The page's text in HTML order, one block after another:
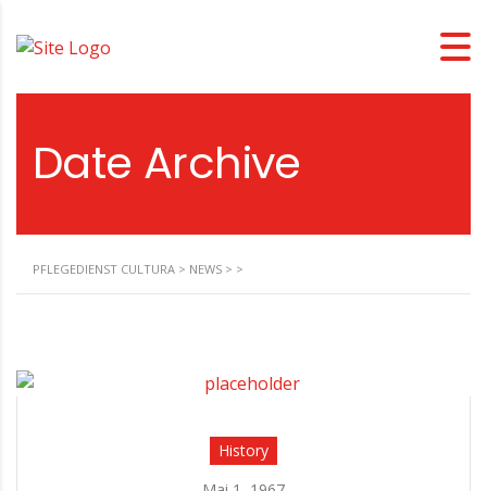
Date Archive
PFLEGEDIENST CULTURA > NEWS > >
History